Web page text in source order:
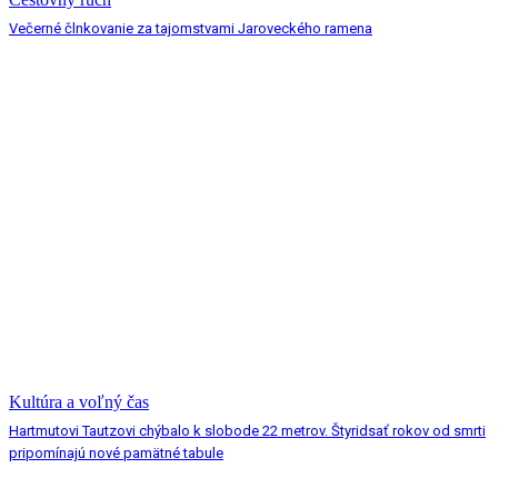
Večerné člnkovanie za tajomstvami Jaroveckého ramena
Kultúra a voľný čas
Hartmutovi Tautzovi chýbalo k slobode 22 metrov. Štyridsať rokov od smrti
pripomínajú nové pamätné tabule